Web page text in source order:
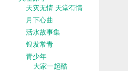
天灾无情 天堂有情
月下心曲
活水故事集
银发常青
青少年
大家一起酷